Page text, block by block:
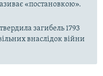
«постановкою».
загибель 1793
внаслідок війни